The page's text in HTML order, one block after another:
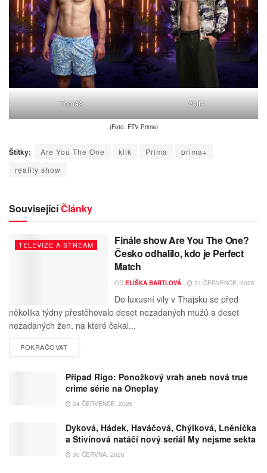
Tomáš Valis
(Foto: FTV Prima)
Štítky: Are You The One klik Prima
prima+
reality show
SouvisejícíČlánky
TELEVIZE A STREAM
Finále show Are You The One?
Česko odhalilo, kdo je Perfect
Match
OD ELIŠKA BARTLOVÁ 31 ČERVENCE, 2026
Do luxusní vily v Thajsku se před
několika týdny přestěhovalo deset nezadaných mužů a deset
nezadaných žen, na které čekal...
POKRAČOVAT
Případ Rigo: Ponožkový vrah aneb nová true
crime série na Oneplay
24 ČERVENCE, 2026
Dyková, Hádek, Haváčová, Chýlková, Lněnička
a Stivínová natáčí nový seriál My nejsme sekta
30 ČERVNA, 2026